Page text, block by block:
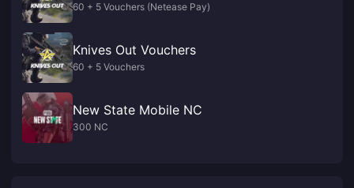
60 + 5 Vouchers (Netease Pay)
Knives Out Vouchers
60 + 5 Vouchers
New State Mobile NC
300 NC